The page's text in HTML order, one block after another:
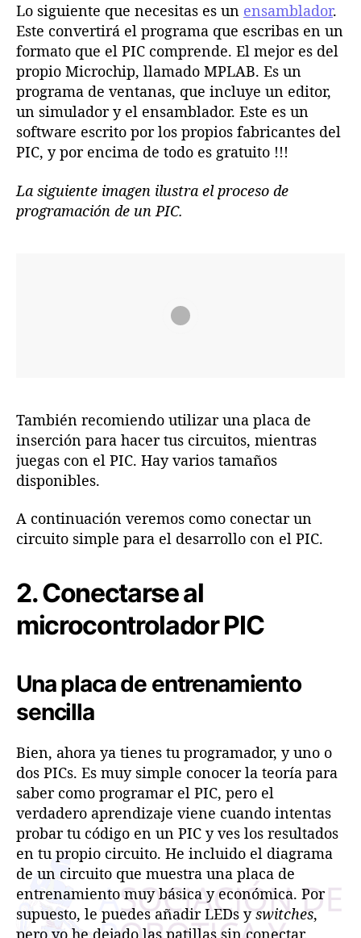
Lo siguiente que necesitas es un ensamblador.
Este convertirá el programa que escribas en un
formato que el PIC comprende. El mejor es del
propio Microchip, llamado MPLAB. Es un
programa de ventanas, que incluye un editor,
un simulador y el ensamblador. Este es un
software escrito por los propios fabricantes del
PIC, y por encima de todo es gratuito !!!
La siguiente imagen ilustra el proceso de
programación de un PIC.
También recomiendo utilizar una placa de
inserción para hacer tus circuitos, mientras
juegas con el PIC. Hay varios tamaños
disponibles.
A continuación veremos como conectar un
circuito simple para el desarrollo con el PIC.
2. Conectarse al
microcontrolador PIC
Una placa de entrenamiento
sencilla
Bien, ahora ya tienes tu programador, y uno o
dos PICs. Es muy simple conocer la teoría para
saber como programar el PIC, pero el
verdadero aprendizaje viene cuando intentas
probar tu código en un PIC y ves los resultados
en tu propio circuito. He incluido el diagrama
de un circuito que muestra una placa de
entrenamiento muy básica y económica. Por
supuesto, le puedes añadir LEDs yswitches,
pero yo he dejado las patillas sin conectar.